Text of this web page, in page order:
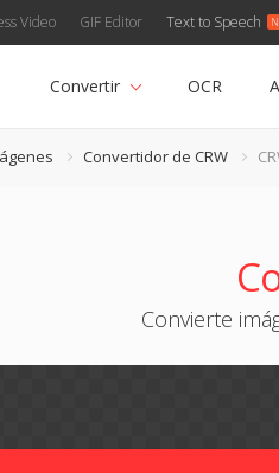
Video GIF Editor Text to Speech
Convertir OCR
Convertidor de CRW
Convierte